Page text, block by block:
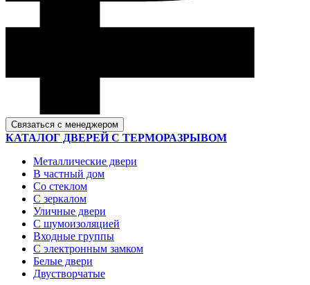
Связаться с менеджером
КАТАЛОГ ДВЕРЕЙ С ТЕРМОРАЗРЫВОМ
Металлические двери
В частный дом
Со стеклом
С зеркалом
Уличные двери
С шумоизоляцией
Входные группы
С электронным замком
Белые двери
Двустворчатые